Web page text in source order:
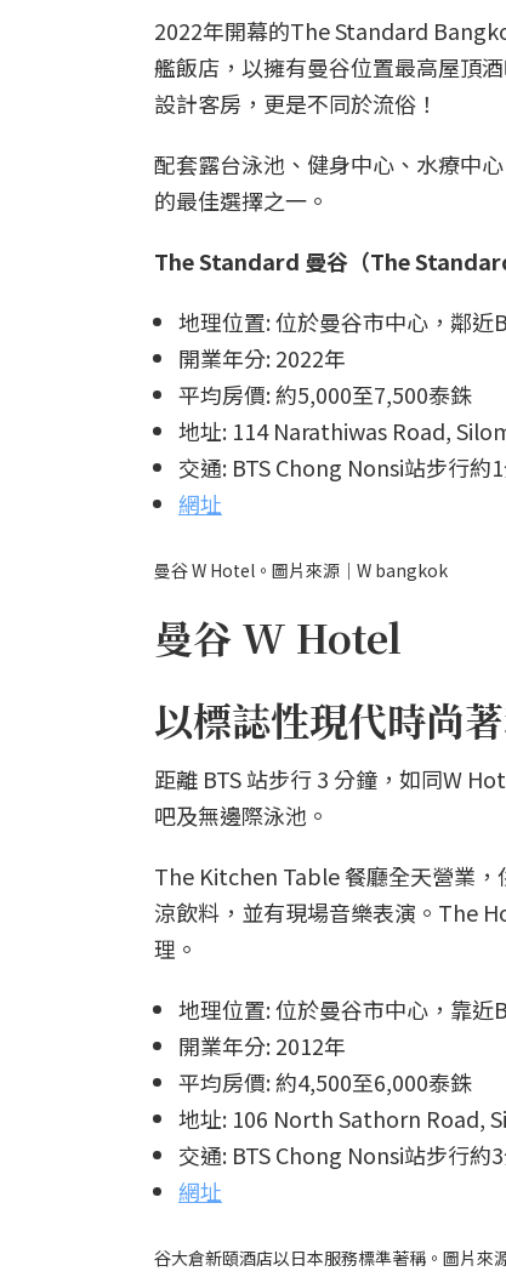
2022年開幕的The Standard
艦飯店，以擁有曼谷位置最高屋頂
設計客房，更是不同於流俗！
配套露台泳池、健身中心、水療中
的最佳選擇之一。
The Standard 曼谷（The
地理位置: 位於曼谷市中心，鄰近
開業年分: 2022年
平均房價: 約5,000至7,500泰銖
地址: 114 Narathiwas Road,
交通: BTS Chong Nonsi站步行約
網址
曼谷 W Hotel。圖片來源｜W bangkok
曼谷 W Hotel
以標誌性現代時尚
距離 BTS 站步行 3 分鐘，如同W
吧及無邊際泳池。
The Kitchen Table 餐廳全天營業
涼飲料，並有現場音樂表演。The
理。
地理位置: 位於曼谷市中心，靠近
開業年分: 2012年
平均房價: 約4,500至6,000泰銖
地址: 106 North Sathorn Road,
交通: BTS Chong Nonsi站步行約
網址
谷大倉新頤酒店以日本服務標準著稱。圖片